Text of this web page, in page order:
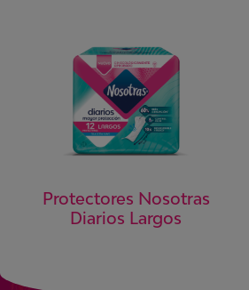
Protectores Nosotras
Diarios Largos